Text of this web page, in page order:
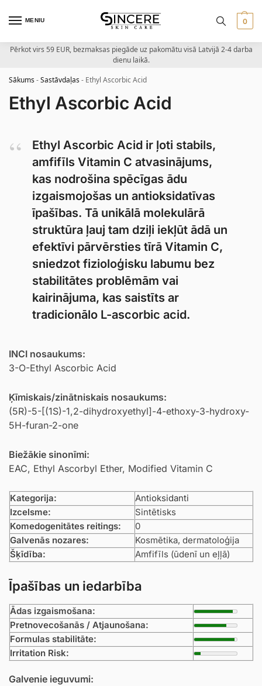
MENIU 0
Pērkot virs 59 EUR, bezmaksas piegāde uz pakomātu visā Latvijā 2-4 darba
dienu laikā.
Sākums-Sastāvdaļas- Ethyl Ascorbic Acid
Ethyl Ascorbic Acid
Ethyl Ascorbic Acid ir ļoti stabils,
amfifīls Vitamin C atvasinājums,
kas nodrošina spēcīgas ādu
izgaismojošas un antioksidatīvas
īpašības. Tā unikālā molekulārā
struktūra ļauj tam dziļi iekļūt ādā un
efektīvi pārvērsties tīrā Vitamin C,
sniedzot fizioloģisku labumu bez
stabilitātes problēmām vai
kairinājuma, kas saistīts ar
tradicionālo L-ascorbic acid.
INCI nosaukums:
3-O-Ethyl Ascorbic Acid
Ķīmiskais/zinātniskais nosaukums:
(5R)-5-[(1S)-1,2-dihydroxyethyl]-4-ethoxy-3-hydroxy-
5H-furan-2-one
Biežākie sinonīmi:
EAC, Ethyl Ascorbyl Ether, Modified Vitamin C
Kategorija:
Antioksidanti
Izcelsme:
Sintētisks
Komedogenitātes reitings:
0
Galvenās nozares:
Kosmētika, dermatoloģija
Šķīdība:
Amfifīls (ūdenī un eļļā)
Īpašības un iedarbība
Ādas izgaismošana:
Pretnovecošanās / Atjaunošana:
Formulas stabilitāte:
Irritation Risk:
Galvenie ieguvumi: